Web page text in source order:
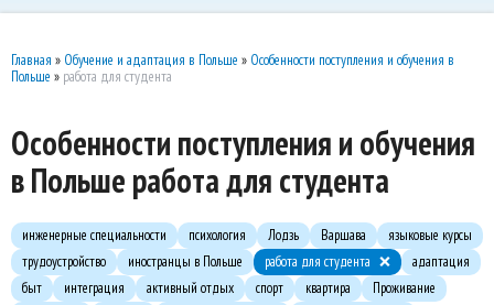
Главная » Обучение и адаптация в Польше » Особенности поступления и обучения в
Польше » работа для студента
Особенности поступления и обучения
в Польше работа для студента
инженерные специальности психология Лодзь Варшава
языковые курсы
трудоустройство
иностранцы в Польше работа для студента
адаптация
быт
интеграция активный отдых спорт квартира
Проживание